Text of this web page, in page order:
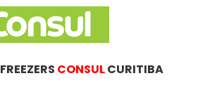
CONSULCURITIBA